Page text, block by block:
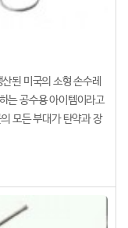
된 미국의 소형 손수레
는 공수용 아이템이라고
모든 부대가 탄약과 장